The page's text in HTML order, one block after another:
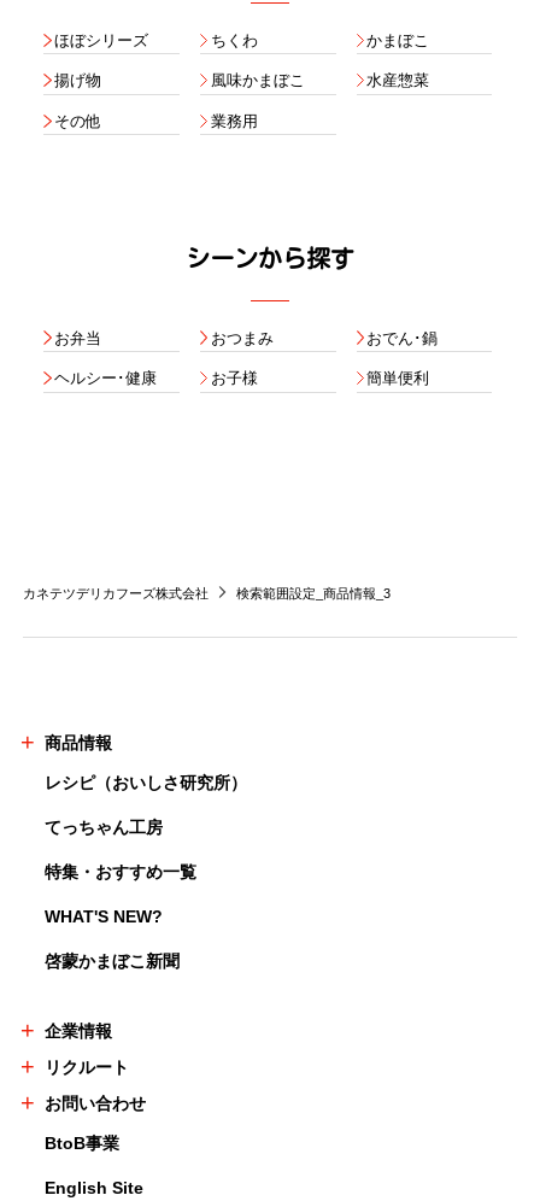
ほぼシリーズ ちくわ かまぼこ
揚げ物 風味かまぼこ 水産惣菜
その他 業務用
シーンから探す
お弁当 おつまみ おでん･鍋
ヘルシー･健康 お子様 簡単便利
カネテツデリカフーズ株式会社 検索範囲設定_商品情報_3
商品情報
レシピ（おいしさ研究所）
てっちゃん工房
特集・おすすめ一覧
WHAT'S NEW?
啓蒙かまぼこ新聞
企業情報
リクルート
お問い合わせ
BtoB事業
English Site